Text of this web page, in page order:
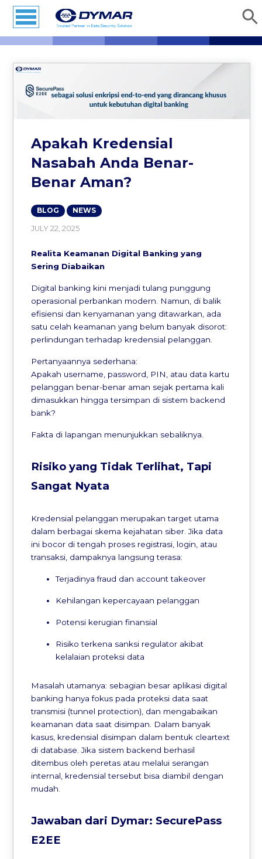
Apakah Kredensial
Nasabah Anda Benar-
Benar Aman?
BLOG NEWS
JULY 22, 2025
Realita Keamanan Digital Banking yang
Sering Diabaikan
Digital banking kini menjadi tulang punggung
operasional perbankan modern. Namun, di balik
efisiensi dan kenyamanan yang ditawarkan, ada
satu celah keamanan yang belum banyak disorot:
perlindungan terhadap kredensial pelanggan.
Pertanyaannya sederhana:
Apakah username, password, PIN, atau data kartu
pelanggan benar-benar aman sejak pertama kali
dimasukkan hingga tersimpan di sistem backend
bank?
Fakta di lapangan menunjukkan sebaliknya.
Risiko yang Tidak Terlihat, Tapi
Sangat Nyata
Kredensial pelanggan merupakan target utama
dalam berbagai skema kejahatan siber. Jika data
ini bocor di tengah proses registrasi, login, atau
transaksi, dampaknya langsung terasa:
Terjadinya fraud dan account takeover
Kehilangan kepercayaan pelanggan
Potensi kerugian finansial
Risiko terkena sanksi regulator akibat
kelalaian proteksi data
Masalah utamanya: sebagian besar aplikasi digital
banking hanya fokus pada proteksi data saat
transmisi (tunnel protection), dan mengabaikan
keamanan data saat disimpan. Dalam banyak
kasus, kredensial disimpan dalam bentuk cleartext
di database. Jika sistem backend berhasil
ditembus oleh peretas atau melalui serangan
internal, kredensial tersebut bisa diambil dengan
mudah.
Jawaban dari Dymar: SecurePass
E2EE